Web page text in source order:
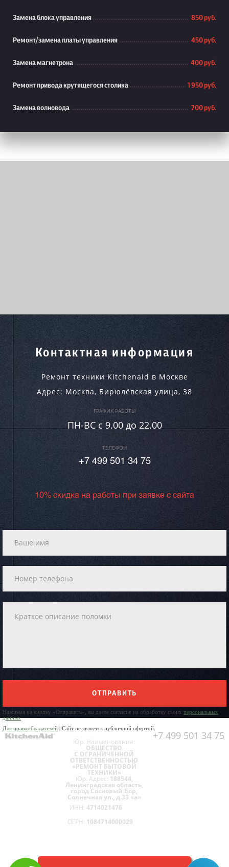
Замена блока управления 850 руб.
Ремонт/замена платы управления 450 руб.
Замена магнетрона 400 руб.
Ремонт привода крутящегося столика 1 950 руб.
Замена волновода 700 руб.
Контактная информация
Ремонт техники Kitchenaid в Москве
Адрес: Москва, Бирюлёвская улица, 38
ГРАФИК РАБОТЫ
ПН-ВC c 9.00 до 22.00
ТЕЛЕФОН
+7 499 501 34 75
10% скидка на работы при заявке с сайта
ОТПРАВИТЬ
Нажимая на кнопку «Отправить», вы даете согласие на обработку своих персональных
данных
Для правообладателей | Сайт не является публичной офертой.
+7 499 501 34 75
Юр. Наименование:
ОБЩЕСТВО
С ОГРАНИЧЕННОЙ
ОТВЕТСТВЕННОСТЬЮ
«РЕМОНТ БЫТОВОЙ
ТЕХНИКИ»
Юр. Адрес: 188544,
Ленинградская область,
город Сосновый Бор,
Солнечная ул., д.33 «а»
ИНН: 4714021476
ОГРН: 1084714000029